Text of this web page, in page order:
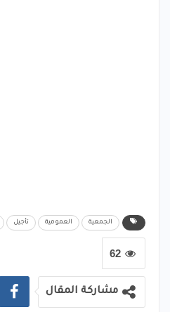
الجمعية العمومية تأجيل
62
مشاركة المقال